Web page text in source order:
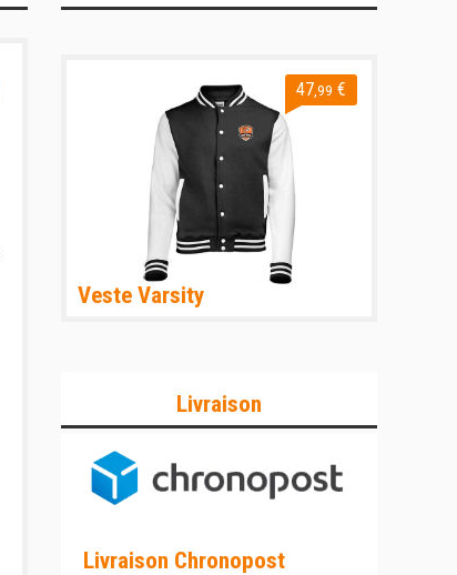
47,99 €
Veste Varsity
Livraison
Livraison Chronopost